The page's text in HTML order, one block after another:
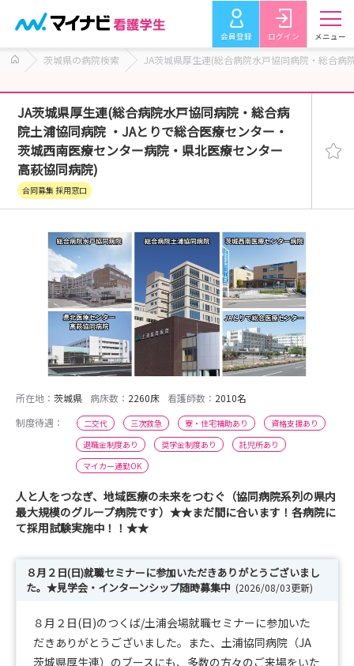
会員登録 ログイン メニュー
茨城県の病院検索 JA茨城県厚生連(総合病院水戸協同病院・総合
JA茨城県厚生連(総合病院水戸協同病院・総合病
院土浦協同病院 ・JAとりで総合医療センター・
茨城西南医療センター病院・県北医療センター
高萩協同病院)
合同募集 採用窓口
所在地： 茨城県 病床数： 2260床 看護師数： 2010名
制度待遇：
二交代 三次救急 寮・住宅補助あり
資格支援あり
退職金制度あり
奨学金制度あり
託児所あり
マイカー通勤OK
人と人をつなぎ、地域医療の未来をつむぐ（協同病院系列の県内
最大規模のグループ病院です）★★まだ間に合います！各病院に
て採用試験実施中！！★★
８月２日(日)就職セミナーに参加いただきありがとうございまし
た。★見学会・インターンシップ随時募集中 (2026/08/03更新)
８月２日(日)のつくば/土浦会場就職セミナーに参加いた
だきありがとうございました。また、土浦協同病院（JA
茨城県厚生連）のブースにも、多数の方々のご来場をいた